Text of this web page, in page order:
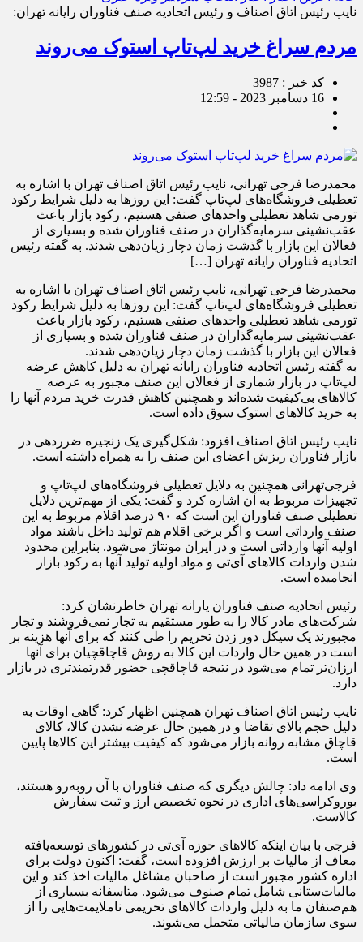
نایب رئیس اتاق اصناف و رئیس اتحادیه صنف فناوران رایانه تهران:
مردم سراغ خرید لپ‌تاپ استوک می‌روند
کد خبر : 3987
16 دسامبر 2023 - 12:59
محمدرضا فرجی‌ تهرانی، نایب رئیس اتاق اصناف تهران با اشاره به
تعطیلی فروشگاه‌های لپ‌تاپ گفت: این روزها به دلیل شرایط رکود
تورمی شاهد تعطیلی واحدهای صنفی هستیم، رکود بازار باعث
عقب‌نشینی سرمایه‌گذاران در صنف فناوران شده و بسیاری از
فعالان این بازار با گذشت زمان دچار زیان‌دهی شدند. به گفته رئیس
اتحادیه فناوران رایانه تهران […]
محمدرضا فرجی‌ تهرانی، نایب رئیس اتاق اصناف تهران با اشاره به
تعطیلی فروشگاه‌های لپ‌تاپ گفت: این روزها به دلیل شرایط رکود
تورمی شاهد تعطیلی واحدهای صنفی هستیم، رکود بازار باعث
عقب‌نشینی سرمایه‌گذاران در صنف فناوران شده و بسیاری از
فعالان این بازار با گذشت زمان دچار زیان‌دهی شدند.
به گفته رئیس اتحادیه فناوران رایانه تهران به دلیل کاهش عرضه
لپ‌تاپ در بازار شماری از فعالان این صنف مجبور به عرضه
کالاهای بی‌کیفیت شده‌اند و همچنین کاهش قدرت خرید مردم آنها را
به خرید کالاهای استوک سوق داده است.
نایب رئیس اتاق اصناف افزود: شکل‌گیری یک زنجیره ضرردهی در
بازار فناوران ریزش اعضای این صنف را به همراه داشته است.
فرجی‌تهرانی همچنین به دلایل تعطیلی فروشگاه‌های لپ‌تاپ و
تجهیزات مربوط به آن اشاره کرد و گفت: یکی از مهم‌ترین دلایل
تعطیلی صنف فناوران این است که ۹۰ درصد اقلام مربوط به این
صنف وارداتی است و اگر برخی اقلام هم تولید داخل باشند مواد
اولیه آنها وارداتی است و در ایران مونتاژ می‌شود. بنابراین محدود
شدن واردات کالاهای آی‌تی و مواد اولیه تولید آنها به رکود بازار
انجامیده است.
رئیس اتحادیه صنف فناوران یارانه تهران خاطرنشان کرد:
شرکت‌های مادر کالا را به طور مستقیم به تجار نمی‌‌فروشند و تجار
مجبورند یک سیکل دور زدن تحریم را طی کنند که برای آنها هزینه بر
است در همین حال واردات این کالا به روش قاچاقچیان برای آنها
ارزان‌تر تمام می‌شود در نتیجه قاچاقچی حضور قدرتمندتری در بازار
دارد.
نایب رئیس اتاق اصناف تهران همچنین اظهار کرد: گاهی اوقات به
دلیل حجم بالای تقاضا و در همین حال عرضه نشدن کالا، کالای
قاچاق مشابه روانه بازار می‌شود که کیفیت بیشتر این کالاها پایین‌
است.
وی ادامه داد: چالش دیگری که صنف فناوران با آن روبه‌رو هستند،
بوروکراسی‌های اداری در نحوه تخصیص ارز و ثبت سفارش
کالاست.
فرجی با بیان اینکه کالاهای حوزه آی‌تی در کشورهای توسعه‌یافته
معاف از مالیات بر ارزش افزوده است، گفت: اکنون دولت برای
اداره کشور مجبور است از صاحبان مشاغل مالیات اخذ کند و این
مالیات‌ستانی شامل تمام صنوف می‌شود. متاسفانه بسیاری از
هم‌صنفان ما به دلیل واردات کالاهای تحریمی ناملایمت‌هایی را از
سوی سازمان مالیاتی متحمل می‌شوند.